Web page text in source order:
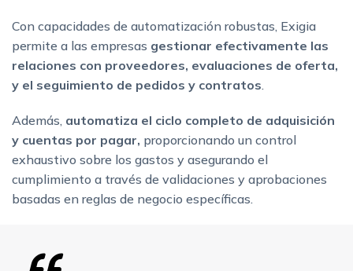
Con capacidades de automatización robustas, Exigia
permite a las empresas gestionar efectivamente las
relaciones con proveedores, evaluaciones de oferta,
y el seguimiento de pedidos y contratos.
Además, automatiza el ciclo completo de adquisición
y cuentas por pagar, proporcionando un control
exhaustivo sobre los gastos y asegurando el
cumplimiento a través de validaciones y aprobaciones
basadas en reglas de negocio específicas.